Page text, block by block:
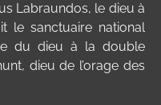
Labraundos, le dieu à
le sanctuaire national
du dieu à la double
dieu de l’orage des